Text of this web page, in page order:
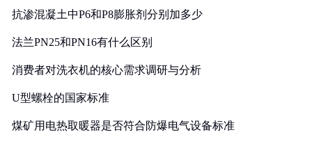
抗渗混凝土中P6和P8膨胀剂分别加多少
法兰PN25和PN16有什么区别
消费者对洗衣机的核心需求调研与分析
U型螺栓的国家标准
煤矿用电热取暖器是否符合防爆电气设备标准